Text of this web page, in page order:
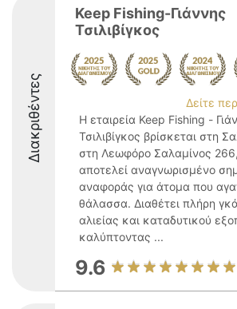
Διακριθέντες
Keep Fishing-Γιάννης
Τσιλιβίγκος
Δείτε
Η εταιρεία Keep Fishing -
Τσιλιβίγκος βρίσκεται στη
στη Λεωφόρο Σαλαμίνος
αποτελεί αναγνωρισμένο
αναφοράς για άτομα που
θάλασσα. Διαθέτει πλήρη
αλιείας και καταδυτικού
καλύπτοντας ...
9.6